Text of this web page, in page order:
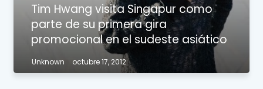
Tim Hwang visita Singapur como
parte de su primera gira
promocional en el sudeste asiático
Unknown octubre 17, 2012